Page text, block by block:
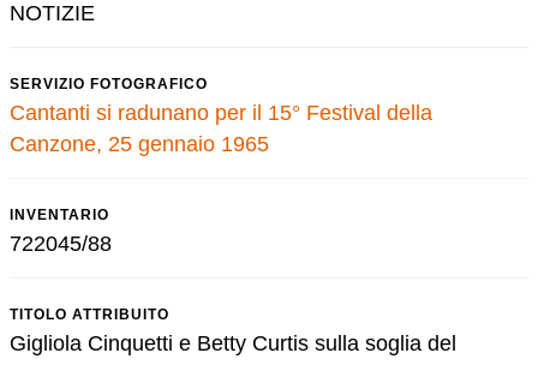
NOTIZIE
SERVIZIO FOTOGRAFICO
Cantanti si radunano per il 15° Festival della
Canzone, 25 gennaio 1965
INVENTARIO
722045/88
TITOLO ATTRIBUITO
Gigliola Cinquetti e Betty Curtis sulla soglia del